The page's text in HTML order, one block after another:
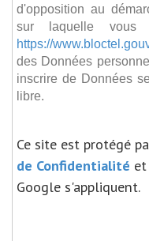
d'opposition au
sur laquelle
https://
des Données
inscrire de Données
libre.
Ce site est protégé
de Confidentialité et
Google s'appliquent.